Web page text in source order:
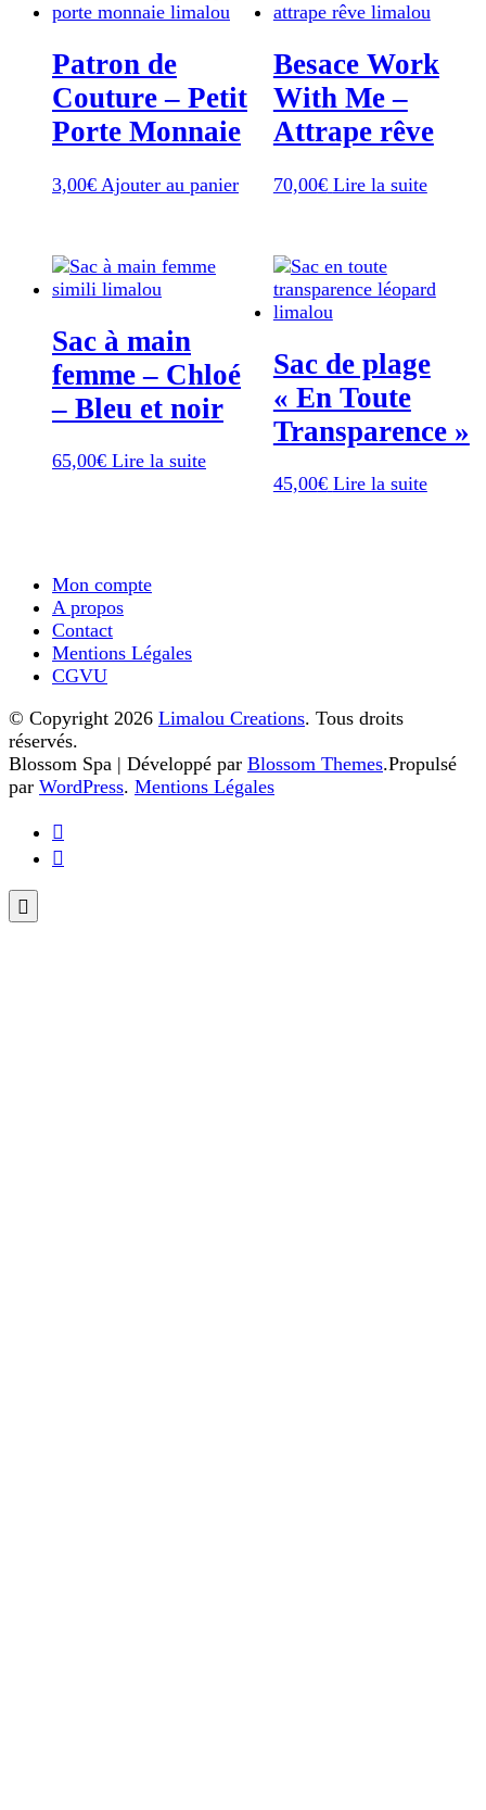
Patron de
Couture – Petit
Porte Monnaie
3,00€ Ajouter au panier
Besace Work
With Me –
Attrape rêve
70,00€ Lire la suite
Sac à main
femme – Chloé
– Bleu et noir
65,00€ Lire la suite
Sac de plage
« En Toute
Transparence »
45,00€ Lire la suite
Mon compte
A propos
Contact
Mentions Légales
CGVU
© Copyright 2026 Limalou Creations. Tous droits
réservés.
Blossom Spa | Développé par Blossom Themes.Propulsé
par WordPress. Mentions Légales